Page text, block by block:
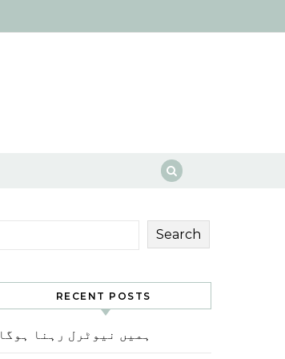
Search
RECENT POSTS
ہمیں نیوٹرل رہنا ہوگا